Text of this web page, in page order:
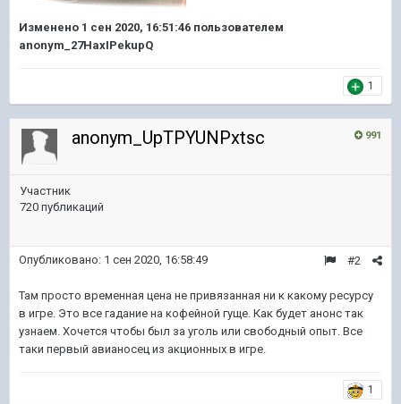
Изменено 1 сен 2020, 16:51:46 пользователем
anonym_27HaxIPekupQ
1
991
anonym_UpTPYUNPxtsc
Участник
720 публикаций
#2
Опубликовано: 1 сен 2020, 16:58:49
Там просто временная цена не привязанная ни к какому ресурсу
в игре. Это все гадание на кофейной гуще. Как будет анонс так
узнаем. Хочется чтобы был за уголь или свободный опыт. Все
таки первый авианосец из акционных в игре.
1